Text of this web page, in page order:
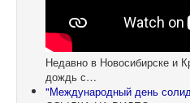
Недавно в Новосибирске и
дождь с…
"Международный день